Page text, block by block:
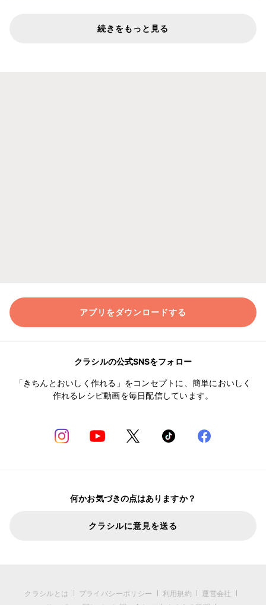
続きをもっと見る
アプリをダウンロードする
クラシルの公式SNSをフォロー
「きちんとおいしく作れる」をコンセプトに、簡単においしく
作れるレシピ動画を毎日配信しています。
何かお気づきの点はありますか？
クラシルに意見を送る
クラシルとは プライバシーポリシー 利用規約
運営会社